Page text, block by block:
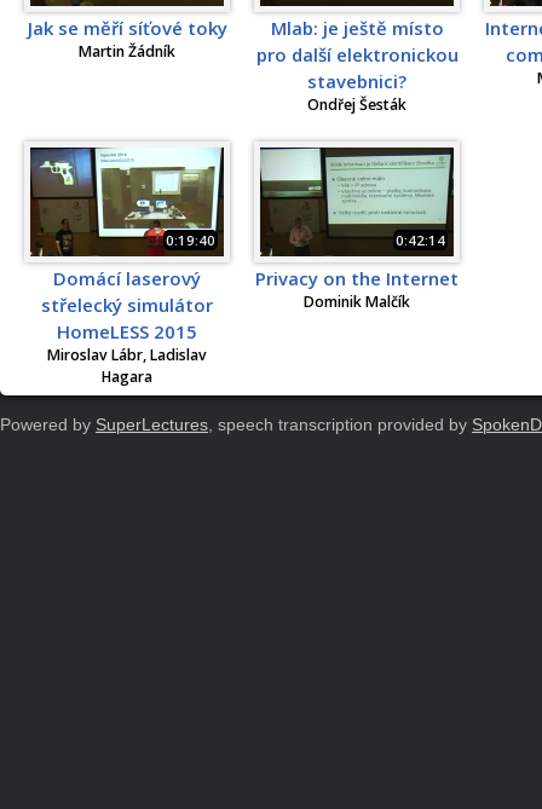
Jak se měří síťové toky
Martin Žádník
Mlab: je ještě místo
pro další elektronickou
stavebnici?
Ondřej Šesták
0:19:40
Domácí laserový
střelecký simulátor
HomeLESS 2015
Miroslav Lábr, Ladislav
Hagara
0:42:14
Privacy on the Internet
Dominik Malčík
Powered by SuperLectures , speech transcription provided by